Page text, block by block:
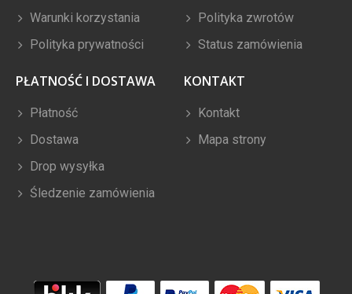
Warunki korzystania
Polityka prywatności
Polityka zwrotów
Status zamówienia
PŁATNOŚĆ I DOSTAWA
Płatność
Dostawa
Drop wysyłka
Śledzenie zamówienia
KONTAKT
Kontakt
Mapa strony